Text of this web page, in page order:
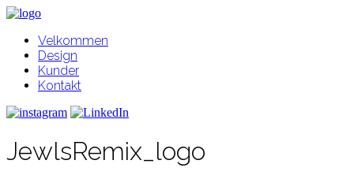
Velkommen
Design
Kunder
Kontakt
JewlsRemix_logo